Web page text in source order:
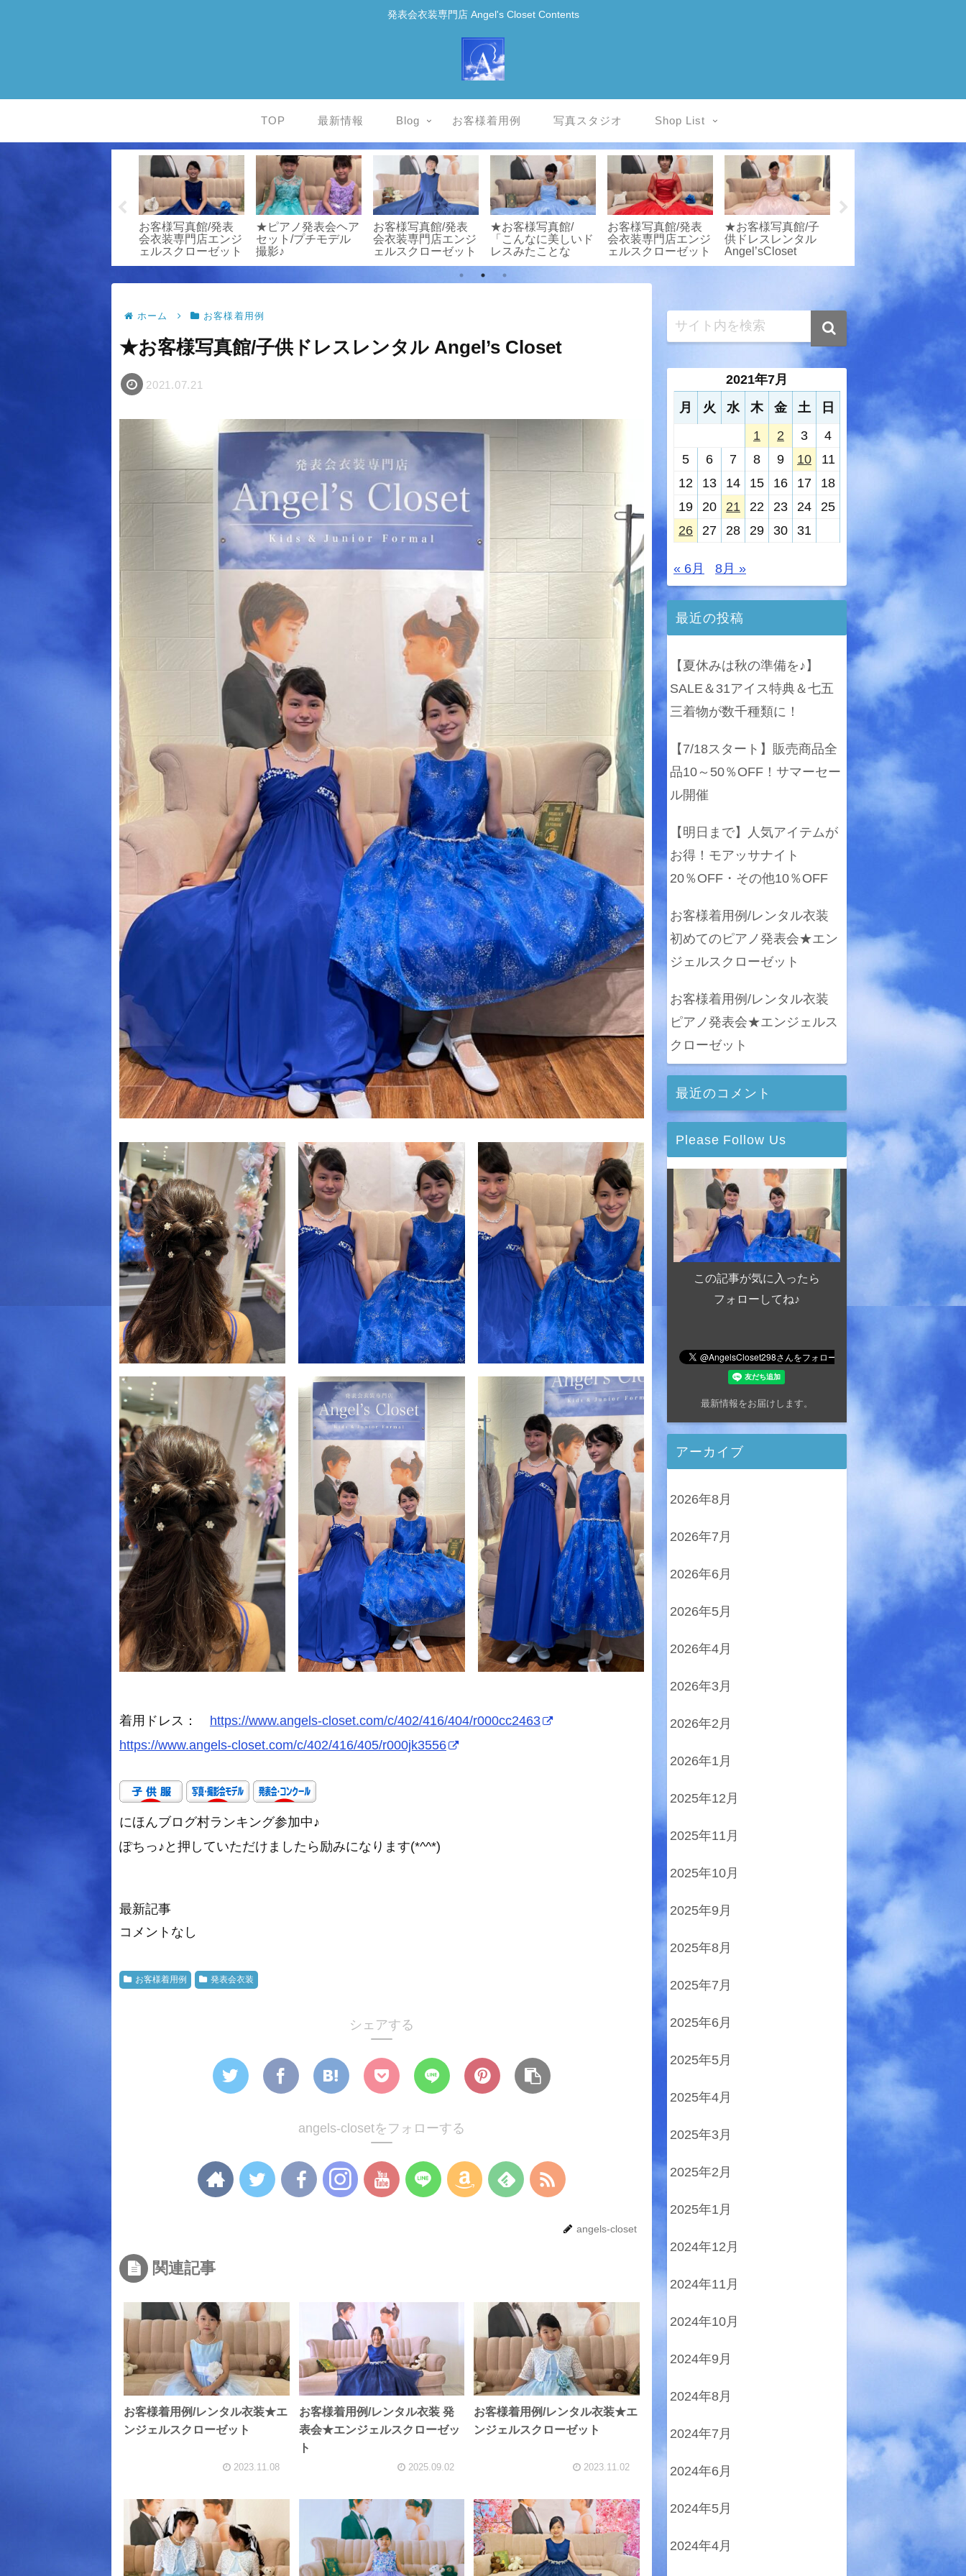
発表会衣装専門店 Angel's Closet Contents
TOP 最新情報 Blog お客様着用例 写真スタジオ Shop List
お客様写真館/発表
会衣装専門店エンジ
ェルスクローゼット
★ピアノ発表会ヘア
セット/プチモデル
撮影♪
お客様写真館/発表
会衣装専門店エンジ
ェルスクローゼット
★お客様写真館/
「こんなに美しいド
レスみたことな
い！」
お客様写真館/発表
会衣装専門店エンジ
ェルスクローゼット
★お客様写真館/子
供ドレスレンタル
Angel’sCloset
ホーム お客様着用例
★お客様写真館/子供ドレスレンタル Angel’s Closet
2021.07.21
着用ドレス： https://www.angels-closet.com/c/402/416/404/r000cc2463
https://www.angels-closet.com/c/402/416/405/r000jk3556
にほんブログ村ランキング参加中♪
ぽちっ♪と押していただけましたら励みになります(*^^*)
最新記事
コメントなし
お客様着用例 発表会衣装
シェアする
angels-closetをフォローする
angels-closet
関連記事
お客様着用例/レンタル衣装★エ
ンジェルスクローゼット
2023.11.08
お客様着用例/レンタル衣装 発
表会★エンジェルスクローゼッ
ト
2025.09.02
お客様着用例/レンタル衣装★エ
ンジェルスクローゼット
2023.11.02
2021年7月
月
火 水 木 金 土
日
1
2 3
4
5
6 7 8 9 10
11
12
13 14 15 16 17
18
19
20 21 22 23 24
25
26
27 28 29 30 31
« 6月 8月 »
最近の投稿
【夏休みは秋の準備を♪】
SALE＆31アイス特典＆七五
三着物が数千種類に！
【7/18スタート】販売商品全
品10～50％OFF！サマーセー
ル開催
【明日まで】人気アイテムが
お得！モアッサナイト
20％OFF・その他10％OFF
お客様着用例/レンタル衣装
初めてのピアノ発表会★エン
ジェルスクローゼット
お客様着用例/レンタル衣装
ピアノ発表会★エンジェルス
クローゼット
最近のコメント
Please Follow Us
この記事が気に入ったら
フォローしてね♪
最新情報をお届けします。
アーカイブ
2026年8月
2026年7月
2026年6月
2026年5月
2026年4月
2026年3月
2026年2月
2026年1月
2025年12月
2025年11月
2025年10月
2025年9月
2025年8月
2025年7月
2025年6月
2025年5月
2025年4月
2025年3月
2025年2月
2025年1月
2024年12月
2024年11月
2024年10月
2024年9月
2024年8月
2024年7月
2024年6月
2024年5月
2024年4月